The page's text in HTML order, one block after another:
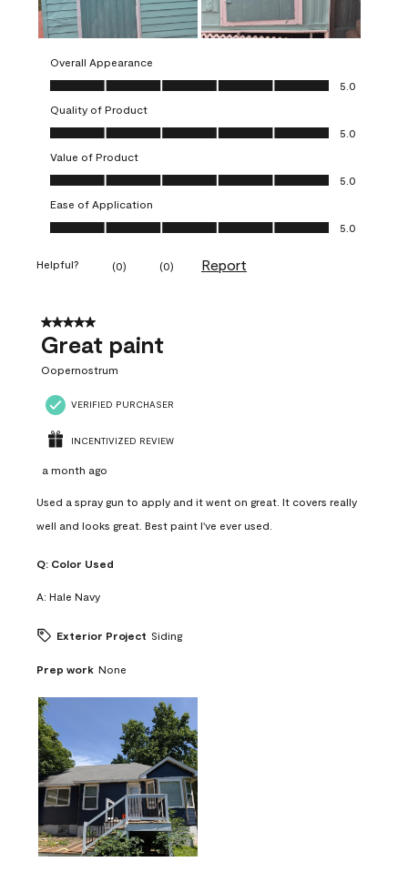
Overall Appearance
Overall Appearance, 5.0 out of 5
5.0
Quality of Product
Quality of Product, 5.0 out of 5
5.0
Value of Product
Value of Product, 5.0 out of 5
5.0
Ease of Application
Ease of Application, 5.0 out of 5
5.0
Helpful? (0) (0) Report
5 out of 5 stars.
Great paint
Oopernostrum
VERIFIED PURCHASER
INCENTIVIZED REVIEW
a month ago
Used a spray gun to apply and it went on great. It covers really
well and looks great. Best paint I've ever used.
Q: Color Used
A: Hale Navy
Exterior Project Siding
Prep work None